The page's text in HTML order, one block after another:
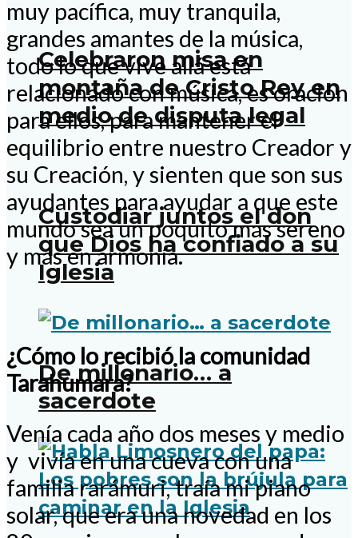
Celebraron misa en
montaña de Cristo Rey en
medio de disputa legal
Custodiar juntos el don
que Dios ha confiado a su
Iglesia
De millonario… a
sacerdote
muy pacífica, muy tranquila,
grandes amantes de la música,
todo lo que vive allá está
relacionado con música, es oración
para ellos, para mantener el
equilibrio entre nuestro Creador y
su Creación, y sienten que son sus
ayudantes para ayudar a que este
mundo sea un poquito más sereno
y más en armonía.
¿Cómo lo recibió la comunidad
Tarahumara?
Venía cada año dos meses y medio
y vivía en una cueva con una
familia rarámuri, traía mi piano
solar, que era una novedad en los